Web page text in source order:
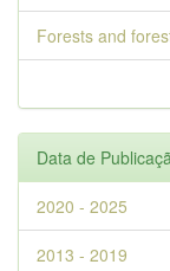
Forests and
Data de
2020 - 2025
2013 - 2019